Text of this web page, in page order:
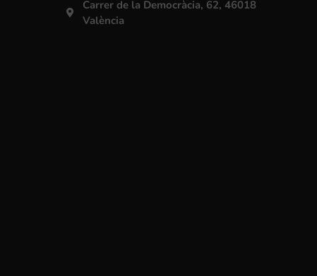
Carrer de la Democràcia, 62, 46018
València